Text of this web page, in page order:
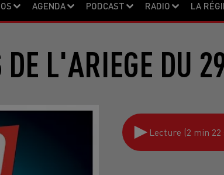
AGENDA PODCAST RADIO LA
DE L'ARIEGE DU
Lecture (2 min 22